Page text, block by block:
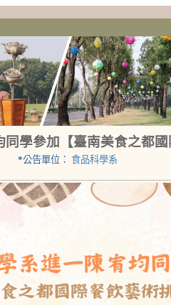
學參加【臺南美食之都
*公告單位： 食品科學系